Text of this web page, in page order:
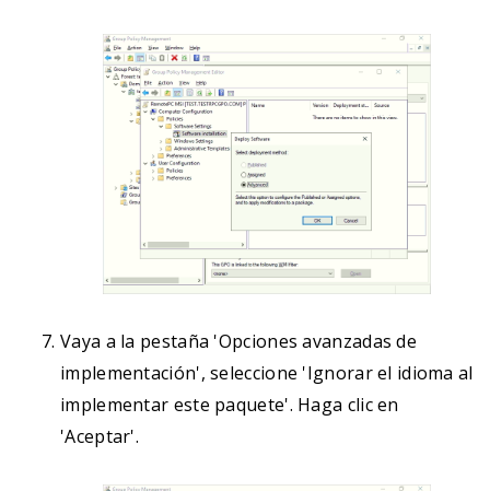
Vaya a la pestaña 'Opciones avanzadas de
implementación', seleccione 'Ignorar el idioma al
implementar este paquete'. Haga clic en
'Aceptar'.